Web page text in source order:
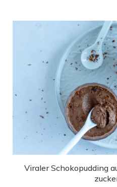
Viraler Schokopudding